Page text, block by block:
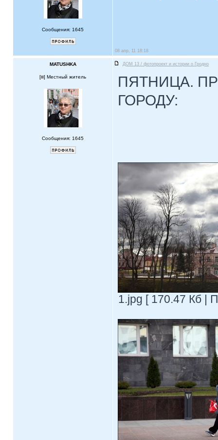
Сообщения: 1645
08 апр, 11 18:18
MATUSHKA ДОМ 13 / фотопроект и истории о Гродно
[ ] Местный житель
Сообщения: 1645
ПЯТНИЦА.
ГОРОДУ:
1.jpg [ 170.47 Кб |